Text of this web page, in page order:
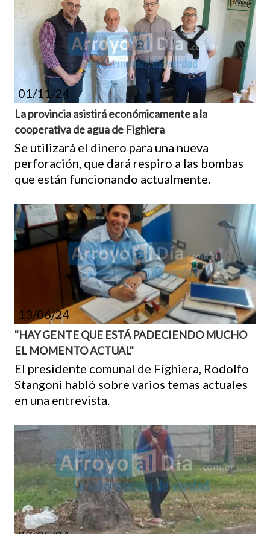
01/11/24
La provincia asistirá económicamente a la
cooperativa de agua de Fighiera
Se utilizará el dinero para una nueva
perforación, que dará respiro a las bombas
que están funcionando actualmente.
13/06/24
"HAY GENTE QUE ESTÁ PADECIENDO MUCHO
EL MOMENTO ACTUAL"
El presidente comunal de Fighiera, Rodolfo
Stangoni habló sobre varios temas actuales
en una entrevista.